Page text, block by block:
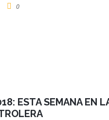
0
ESTA SEMANA EN